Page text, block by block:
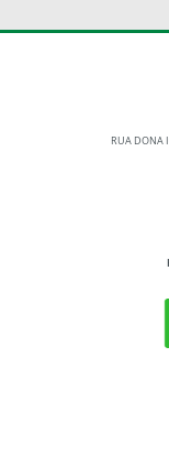
RUA DONA